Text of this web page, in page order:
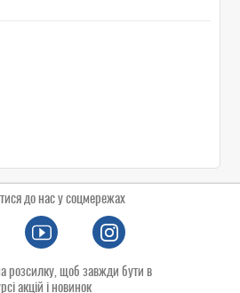
до нас у соцмережах
розсилку, щоб завжди бути в
акцій і новинок